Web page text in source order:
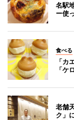
名駅
ー使
食べる
「カ
「ケ
老舗
ク」